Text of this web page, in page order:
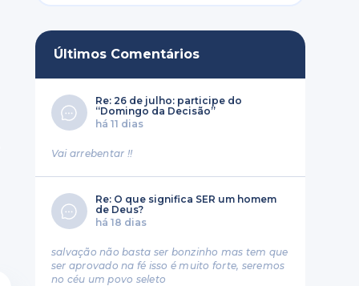
Últimos Comentários
Re: 26 de julho: participe do
“Domingo da Decisão”
há 11 dias
Vai arrebentar !!
Re: O que significa SER um homem
de Deus?
há 18 dias
salvação não basta ser bonzinho mas tem que
ser aprovado na fé isso é muito forte, seremos
no céu um povo seleto